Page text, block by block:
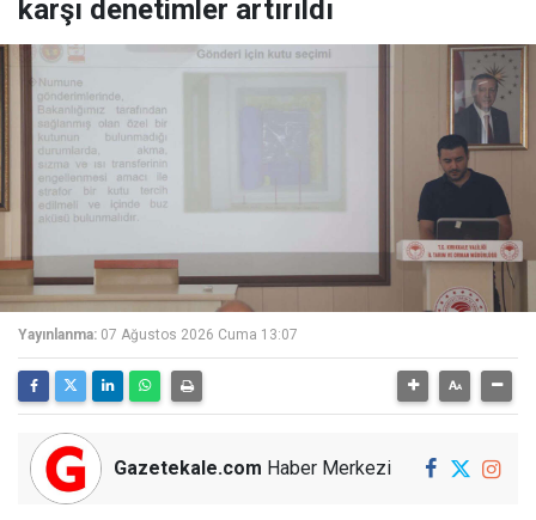
karşı denetimler artırıldı
Yayınlanma: 07 Ağustos 2026 Cuma 13:07
Gazetekale.com Haber Merkezi